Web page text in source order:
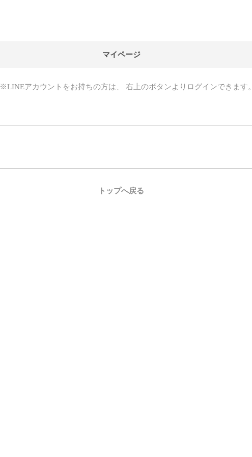
マイページ
※LINEアカウントをお持ちの方は、 右上のボタンよりログインできます。
トップへ戻る